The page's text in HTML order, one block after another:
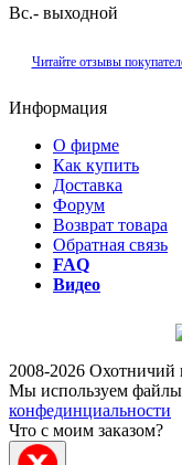
Вс.- выходной
Читайте отзывы
Информация
О фирме
Как купить
Доставка
Форум
Возврат товара
Обратная связь
FAQ
Видео
2008-2026 Охотничий
Мы используем файлы
конфединциальности
Что с моим заказом?